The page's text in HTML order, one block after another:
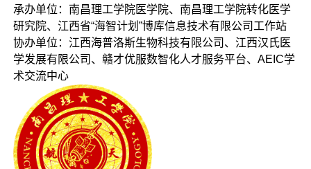
承办单位：南昌理工学院医学院、南昌理工学院转化医学
研究院、江西省“海智计划”博库信息技术有限公司工作站
协办单位：江西海普洛斯生物科技有限公司、江西汉氏医
学发展有限公司、赣才优服数智化人才服务平台、AEIC学
术交流中心